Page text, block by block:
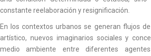
constante reelaboración y resignificación.
En los contextos urbanos se generan flujos
artístico, nuevos imaginarios sociales y
medio ambiente entre diferentes